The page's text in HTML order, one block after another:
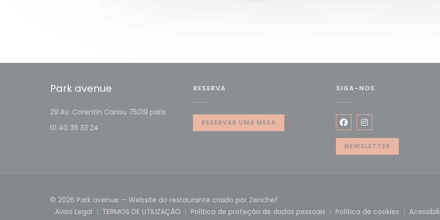
Park avenue
29 Av. Corentin Cariou 75019 paris
01 40 38 33 24
RESERVA
RESERVAR UMA MESA
SIGA-NOS
Facebook ((abre numa
Instagram ((abre
NEWSLETTER
© 2026 Park avenue — Website do restaurante criado por Zenchef
Aviso Legal
((abre numa nova janela))
TERMOS DE UTILIZAÇÃO
((abre numa nova janela))
Política de proteção de dados pessoais
((abre numa nova janela))
Política de cookies
((abre numa nova